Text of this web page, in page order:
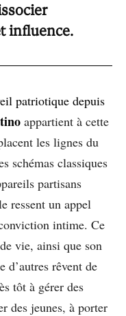
influence.
patriotique depuis
appartient à cette
les lignes du
schémas classiques
partisans
ressent un appel
intime. Ce
vie, ainsi que son
d’autres rêvent de
tôt à gérer des
des jeunes, à porter